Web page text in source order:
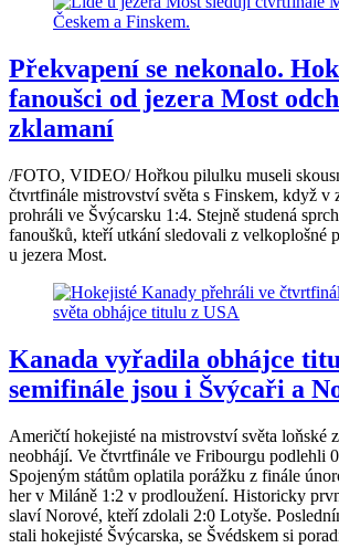
Překvapení se nekonalo.
fanoušci od jezera Most
zklamaní
/FOTO, VIDEO/ Hořkou pilulku museli
čtvrtfinále mistrovství světa s Finskem, když v
prohráli ve Švýcarsku 1:4. Stejně studená
fanoušků, kteří utkání sledovali z velkoplošné
u jezera Most.
Kanada vyřadila obhájce
semifinále jsou i Švýcaři a
Američtí hokejisté na mistrovství světa loňské
neobhájí. Ve čtvrtfinále ve Fribourgu podlehli
Spojeným státům oplatila porážku z finále
her v Miláně 1:2 v prodloužení. Historicky
slaví Norové, kteří zdolali 2:0 Lotyše.
stali hokejisté Švýcarska, se Švédskem si